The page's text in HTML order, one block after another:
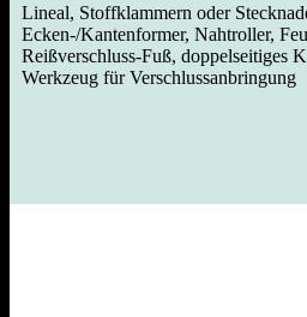
Lineal, Stoffklammern oder
Ecken-/Kantenformer, Nahtroller,
Reißverschluss-Fuß, doppelseitiges
Werkzeug für Verschlussanbringung